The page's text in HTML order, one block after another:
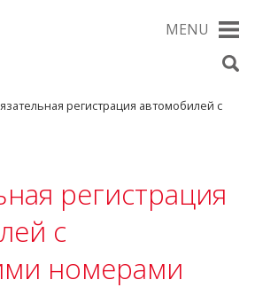
MENU
регистрация автомобилей с
регистрация
с
номерами